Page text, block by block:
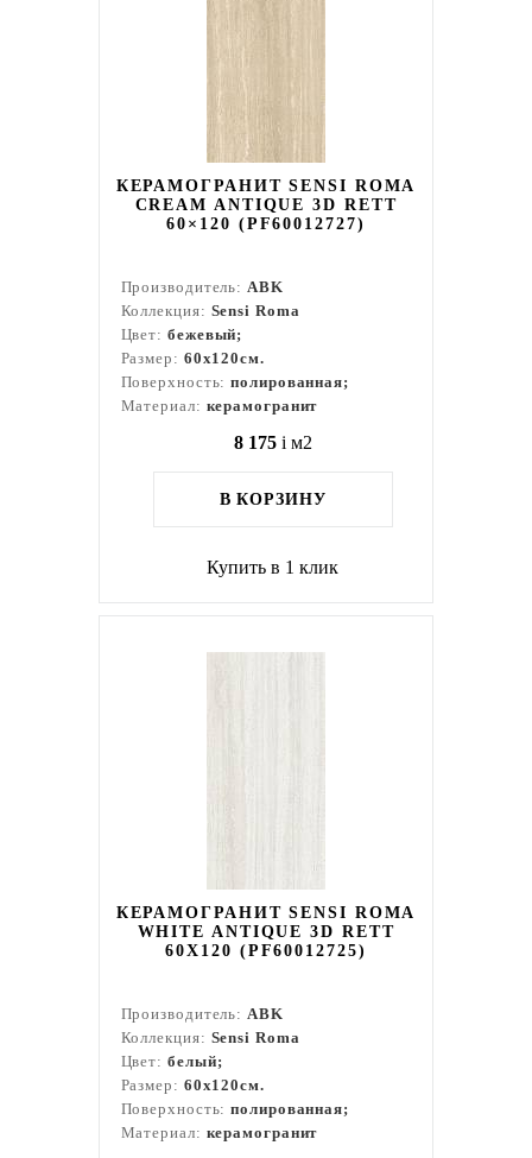
КЕРАМОГРАНИТ SENSI ROMA
CREAM ANTIQUE 3D RETT
60×120 (PF60012727)
Производитель:ABK
Коллекция: Sensi Roma
Цвет: бежевый;
Размер: 60x120см.
Поверхность:полированная;
Материал: керамогранит
8 175 i м2
В КОРЗИНУ
Купить в 1 клик
КЕРАМОГРАНИТ SENSI ROMA
WHITE ANTIQUE 3D RETT
60X120 (PF60012725)
Производитель:ABK
Коллекция: Sensi Roma
Цвет: белый;
Размер: 60x120см.
Поверхность:полированная;
Материал: керамогранит